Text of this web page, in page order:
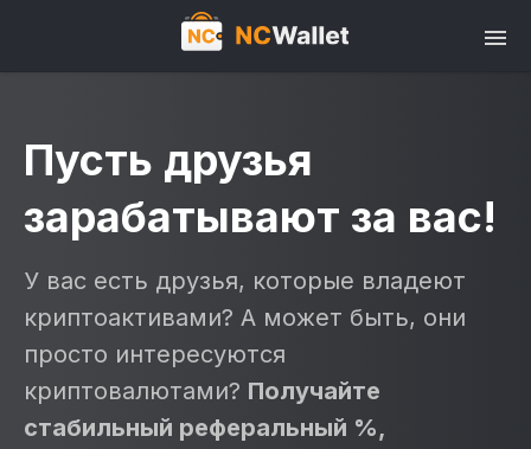
Пусть друзья
зарабатывают за вас!
У вас есть друзья, которые владеют
криптоактивами? А может быть, они
просто интересуются
криптовалютами? Получайте
стабильный реферальный %,